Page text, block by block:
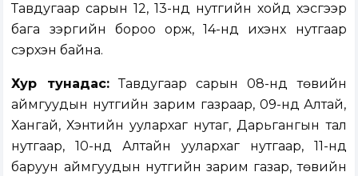
Тавдугаар сарын 12, 13-нд нутгийн хойд хэсгээр
бага зэргийн бороо орж, 14-нд ихэнх нутгаар
сэрүүхэн байна.
Хур тунадас:Тавдугаар сарын 08-нд төвийн
аймгуудын нутгийн зарим газраар, 09-нд Алтай,
Хангай, Хэнтийн уулархаг нутаг, Дарьгангын тал
нутгаар, 10-нд Алтайн уулархаг нутгаар, 11-нд
баруун аймгуудын нутгийн зарим газар, төвийн